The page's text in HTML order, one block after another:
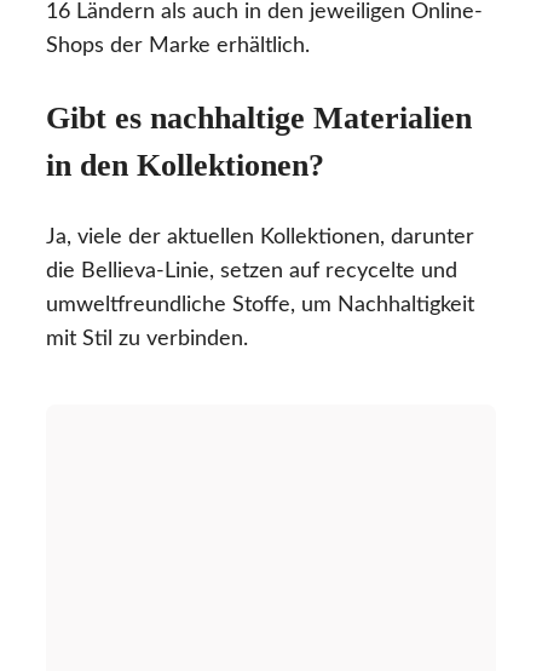
16 Ländern als auch in den jeweiligen Online-
Shops der Marke erhältlich.
Gibt es nachhaltige Materialien
in den Kollektionen?
Ja, viele der aktuellen Kollektionen, darunter
die Bellieva-Linie, setzen auf recycelte und
umweltfreundliche Stoffe, um Nachhaltigkeit
mit Stil zu verbinden.